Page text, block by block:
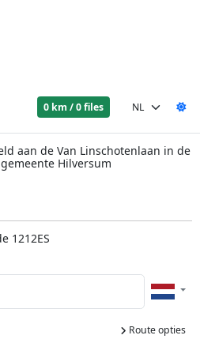
0 km / 0 files
aan de Van Linschotenlaan in de
Hilversum
1212ES
Route opties